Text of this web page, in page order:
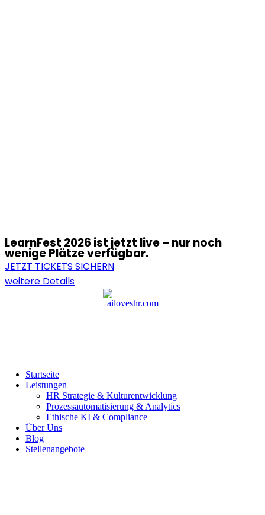
LearnFest 2026 ist jetzt live – nur noch
wenige Plätze verfügbar.
JETZT TICKETS SICHERN
weitere Details
Startseite
Leistungen
HR Strategie & Kulturentwicklung
Prozessautomatisierung & Analytics
Ethische KI & Compliance
Über Uns
Blog
Stellenangebote